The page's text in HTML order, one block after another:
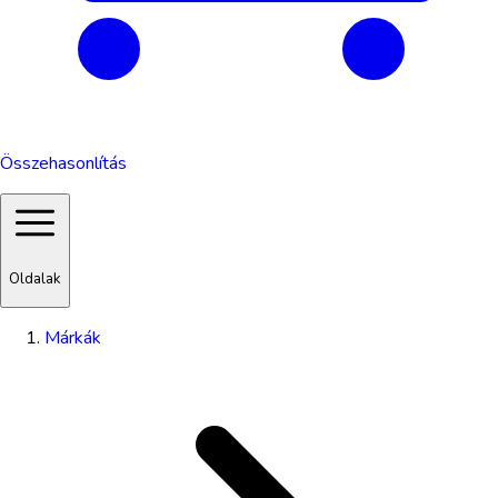
Összehasonlítás
Oldalak
Márkák